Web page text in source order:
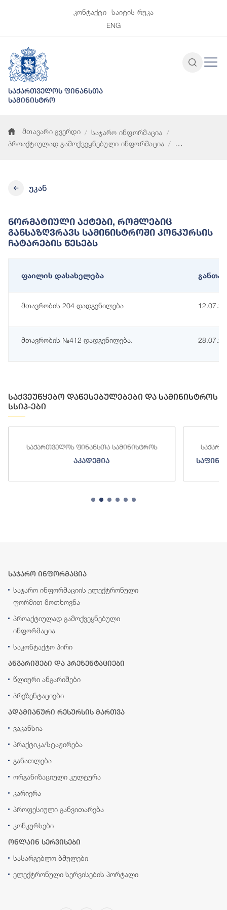
კონტაქტი
საიტის რუკა
ENG
საქართველოს ფინანსთა
სამინისტრო
მთავარი გვერდი
საჯარო ინფორმაცია
პროაქტიულად გამოქვეყნებული ინფორმაცია
უკან
Ნორმატიული Აქტები, Რომლებიც
Განსაზღვრავს Სამინისტროში Კონკურსის
Ჩატარების Წესებს
ფაილის დასახელება
მთავრობის 204 დადგენილება
მთავრობის №412 დადგენილება.
საქვეუწყებო დაწესებულებები და სამინისტროს
სსიპ-ები
საქართველოს ფინანსთა სამინისტროს
აკადემია
საჯარო ინფორმაცია
საჯარო ინფორმაციის ელექტრონული
ფორმით მოთხოვნა
პროაქტიულად გამოქვეყნებული
ინფორმაცია
საკონტაქტო პირი
ანგარიშები და პრეზენტაციები
წლიური ანგარიშები
პრეზენტაციები
ადამიანური რესურსის მართვა
ვაკანსია
პრაქტიკა/სტაჟირება
განათლება
ორგანიზაციული კულტურა
კარიერა
პროფესიული განვითარება
კონკურსები
ონლაინ სერვისები
სასარგებლო ბმულები
ელექტრონული სერვისების პორტალი